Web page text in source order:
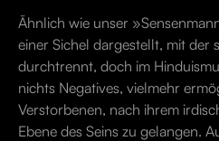
Ähnlich wie unser
einer Sichel dargestellt, mit der
durchtrennt, doch im
nichts Negatives, vielmehr
Verstorbenen, nach ihrem
Ebene des Seins zu gelangen.